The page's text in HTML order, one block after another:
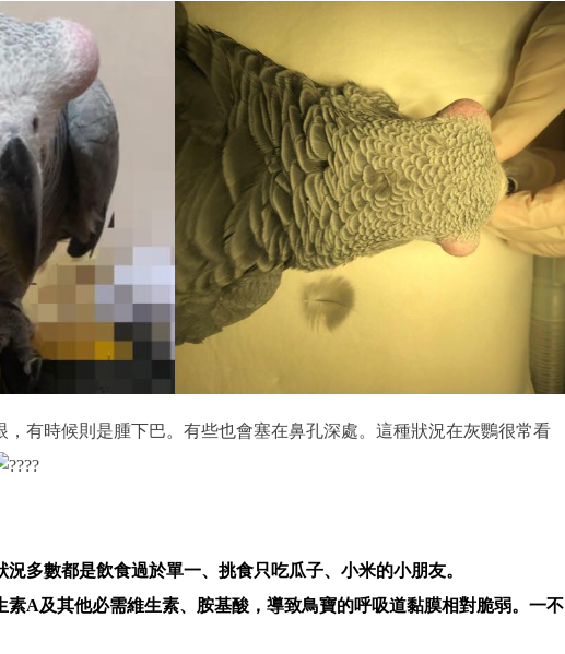
，有時候則是腫下巴。有些也會塞在鼻孔深處。這種狀況在灰鸚很常看
多數都是飲食過於單一、挑食只吃瓜子、小米的小朋友。
素A及其他必需維生素、胺基酸，導致鳥寶的呼吸道黏膜相對脆弱。一不